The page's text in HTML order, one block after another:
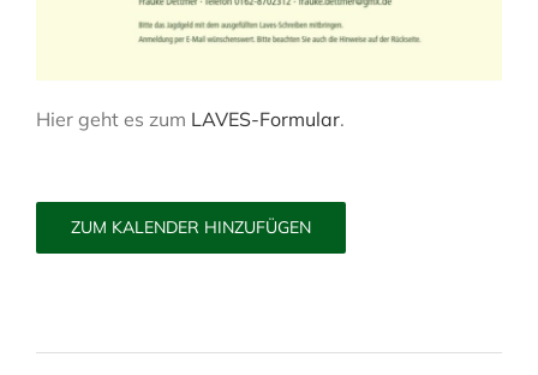
Hier geht es zum LAVES-Formular.
ZUM KALENDER HINZUFÜGEN